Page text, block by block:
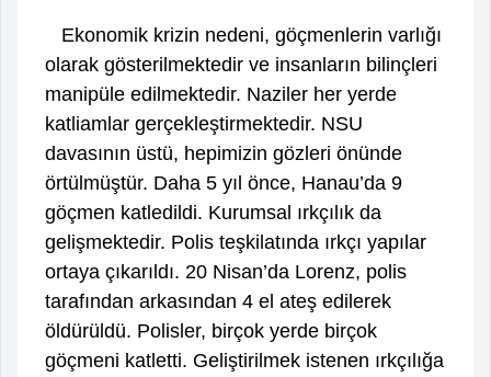
Ekonomik krizin nedeni, göçmenlerin varlığı
olarak gösterilmektedir ve insanların bilinçleri
manipüle edilmektedir. Naziler her yerde
katliamlar gerçekleştirmektedir. NSU
davasının üstü, hepimizin gözleri önünde
örtülmüştür. Daha 5 yıl önce, Hanau’da 9
göçmen katledildi. Kurumsal ırkçılık da
gelişmektedir. Polis teşkilatında ırkçı yapılar
ortaya çıkarıldı. 20 Nisan’da Lorenz, polis
tarafından arkasından 4 el ateş edilerek
öldürüldü. Polisler, birçok yerde birçok
göçmeni katletti. Geliştirilmek istenen ırkçılığa